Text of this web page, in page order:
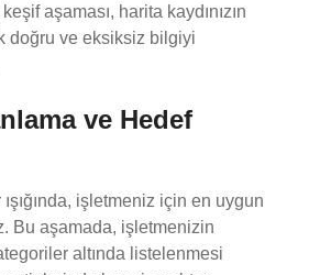
aşaması, harita kaydınızın
doğru ve eksiksiz bilgiyi
ve Hedef
ışığında, işletmeniz için en uygun
Bu aşamada, işletmenizin
altında listelenmesi